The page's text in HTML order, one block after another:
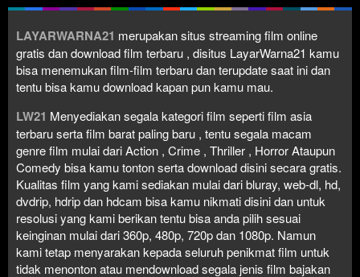
LAYARWARNA21 merupakan situs streaming film online
gratis dan download film terbaru , disitus LayarWarna21 kamu
bisa menemukan film-film terbaru dan terupdate saat ini dan
tentu bisa kamu download kapan pun kamu mau.
LW21 Menyediakan segala kategori film seperti film asia
terbaru serta film barat paling baru , tentu segala macam
genre film mulai dari Action , Crime , Thriller , Horror Ataupun
Comedy bisa kamu tonton serta download disini secara gratis.
Kualitas film yang kami sediakan mulai dari bluray, web-dl, hd,
dvdrip, hdrip dan hdcam bisa kamu nikmati disini dan untuk
resolusi yang kami berikan tentu bisa anda pilih sesuai
keinginan mulai dari 360p, 480p, 720p dan 1080p. Namun
kami tetap menyarakan kepada seluruh penikmat film untuk
tidak menonton atau mendownload segala jenis film bajakan